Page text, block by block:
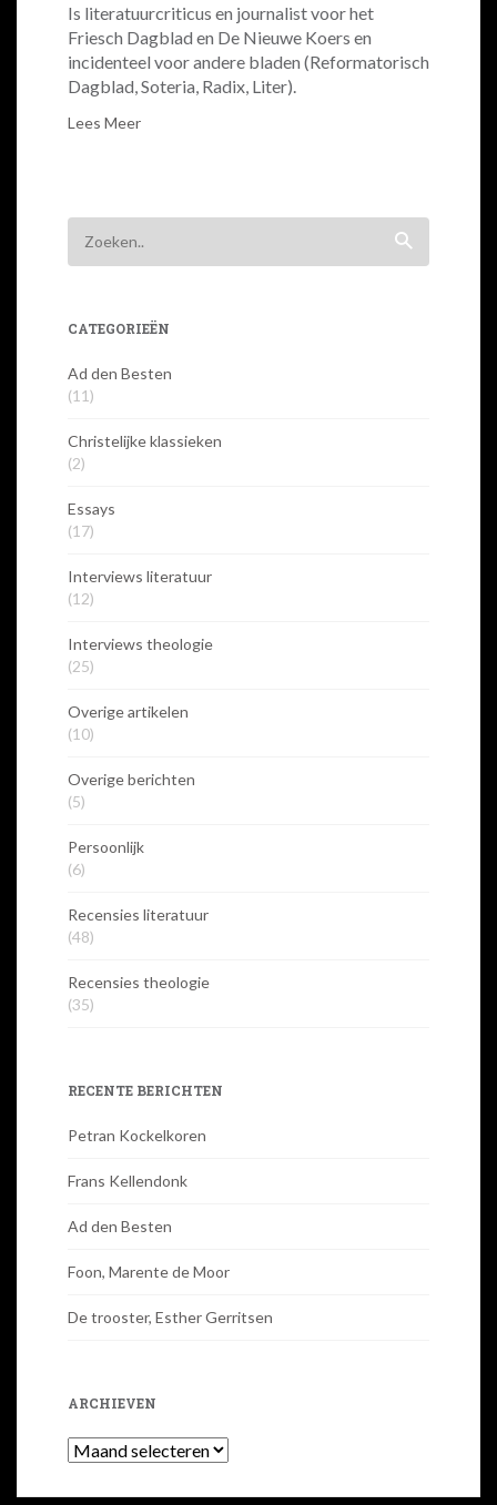
Is literatuurcriticus en journalist voor het
Friesch Dagblad en De Nieuwe Koers en
incidenteel voor andere bladen (Reformatorisch
Dagblad, Soteria, Radix, Liter).
Lees Meer
CATEGORIEËN
Ad den Besten
(11)
Christelijke klassieken
(2)
Essays
(17)
Interviews literatuur
(12)
Interviews theologie
(25)
Overige artikelen
(10)
Overige berichten
(5)
Persoonlijk
(6)
Recensies literatuur
(48)
Recensies theologie
(35)
RECENTE BERICHTEN
Petran Kockelkoren
Frans Kellendonk
Ad den Besten
Foon, Marente de Moor
De trooster, Esther Gerritsen
ARCHIEVEN
Archieven